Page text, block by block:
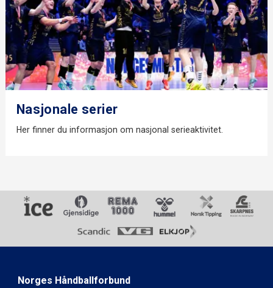
Nasjonale serier
Her finner du informasjon om nasjonal serieaktivitet.
Norges Håndballforbund